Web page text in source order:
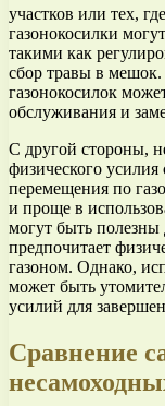
участков или тех,
газонокосилки
такими как
сбор травы в
газонокосилок
обслуживания и
С другой стороны,
физического усилия
перемещения по
и проще в
могут быть полезны
предпочитает
газоном. Однако,
может быть
усилий для
Сравнение